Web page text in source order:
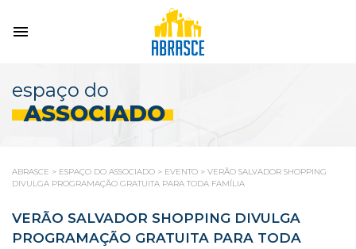
espaço do
ASSOCIADO
ABRASCE > ESPAÇO DO ASSOCIADO > EVENTO > VERÃO SALVADOR SHOPPING
DIVULGA PROGRAMAÇÃO GRATUITA PARA TODA FAMÍLIA
VERÃO SALVADOR SHOPPING DIVULGA
PROGRAMAÇÃO GRATUITA PARA TODA